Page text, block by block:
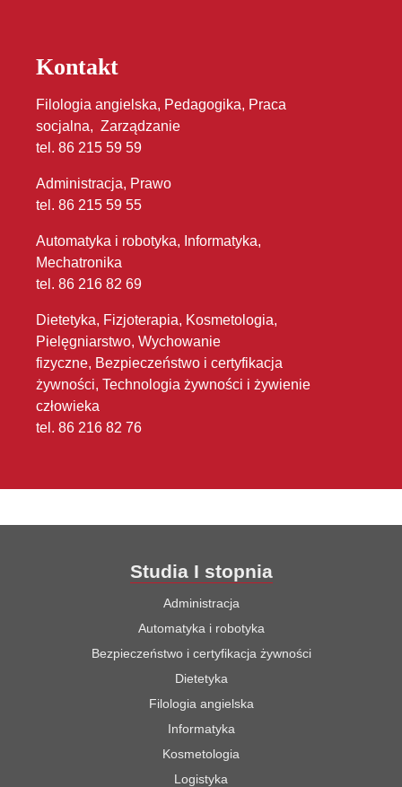
Kontakt
Filologia angielska, Pedagogika, Praca
socjalna, Zarządzanie
tel. 86 215 59 59
Administracja, Prawo
tel. 86 215 59 55
Automatyka i robotyka, Informatyka,
Mechatronika
tel. 86 216 82 69
Dietetyka, Fizjoterapia, Kosmetologia,
Pielęgniarstwo, Wychowanie
fizyczne, Bezpieczeństwo i certyfikacja
żywności, Technologia żywności i żywienie
człowieka
tel. 86 216 82 76
Studia I stopnia
Administracja
Automatyka i robotyka
Bezpieczeństwo i certyfikacja żywności
Dietetyka
Filologia angielska
Informatyka
Kosmetologia
Logistyka